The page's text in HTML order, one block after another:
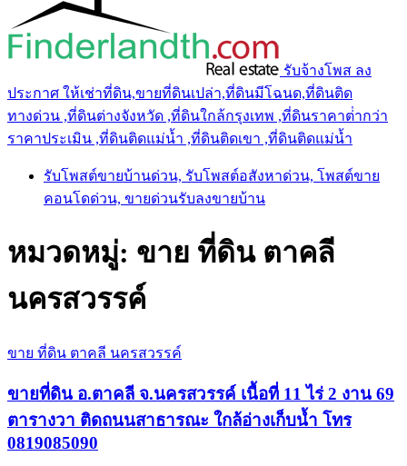
รับจ้างโพส ลง
ประกาศ ให้เช่าที่ดิน,ขายที่ดินเปล่า,ที่ดินมีโฉนด,ที่ดินติด
ทางด่วน ,ที่ดินต่างจังหวัด ,ที่ดินใกล้กรุงเทพ ,ที่ดินราคาต่ํากว่า
ราคาประเมิน ,ที่ดินติดแม่น้ำ ,ที่ดินติดเขา ,ที่ดินติดแม่น้ำ
รับโพสต์ขายบ้านด่วน, รับโพสต์อสังหาด่วน, โพสต์ขาย
คอนโดด่วน, ขายด่วนรับลงขายบ้าน
หมวดหมู่: ขาย ที่ดิน ตาคลี
นครสวรรค์
ขาย ที่ดิน ตาคลี นครสวรรค์
ขายที่ดิน อ.ตาคลี จ.นครสวรรค์ เนื้อที่ 11 ไร่ 2 งาน 69
ตารางวา ติดถนนสาธารณะ ใกล้อ่างเก็บน้ำ โทร
0819085090